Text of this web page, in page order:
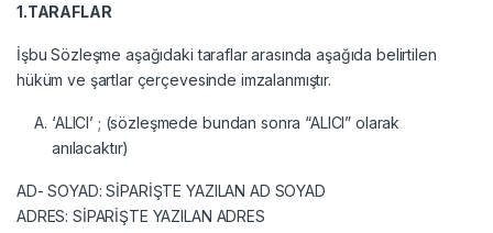
1.TARAFLAR
İşbu Sözleşme aşağıdaki taraflar arasında aşağıda belirtilen
hüküm ve şartlar çerçevesinde imzalanmıştır.
‘ALICI’ ; (sözleşmede bundan sonra “ALICI” olarak
anılacaktır)
AD- SOYAD: SİPARİŞTE YAZILAN AD SOYAD
ADRES: SİPARİŞTE YAZILAN ADRES